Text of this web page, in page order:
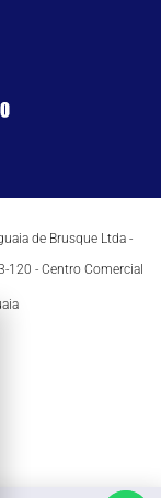
de Brusque Ltda -
120 - Centro Comercial